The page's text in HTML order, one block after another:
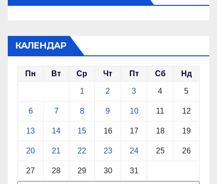
КАЛЕНДАР
Пн Вт Ср Чт Пт Сб Нд
1 2 3 4 5
6 7 8 9 10 11 12
13 14 15 16 17 18 19
20 21 22 23 24 25 26
27 28 29 30 31